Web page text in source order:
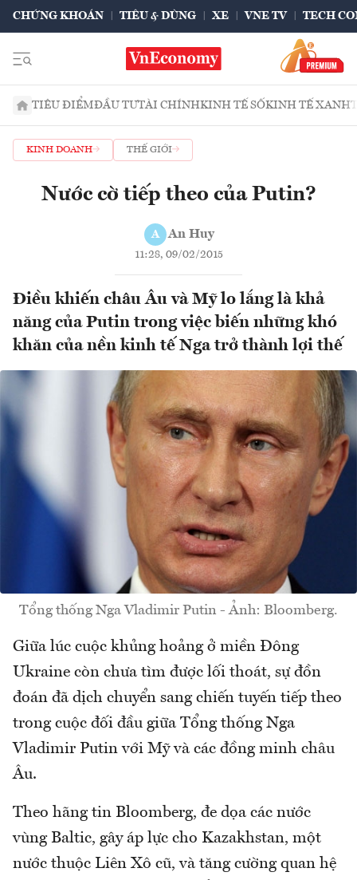
CHỨNG KHOÁN TIÊU & DÙNG XE VNE TV TECH
TIÊU ĐIỂMĐẦU TƯTÀI CHÍNHKINH TẾ SỐKINH TẾ XANH
KINH DOANH THẾ GIỚI
Nước cờ tiếp theo của Putin?
A An Huy
11:28, 09/02/2015
Điều khiến châu Âu và Mỹ lo lắng là khả
năng của Putin trong việc biến những khó
khăn của nền kinh tế Nga trở thành lợi thế
Tổng thống Nga Vladimir Putin - Ảnh: Bloomberg.
Giữa lúc cuộc khủng hoảng ở miền Đông
Ukraine còn chưa tìm được lối thoát, sự đồn
đoán đã dịch chuyển sang chiến tuyến tiếp theo
trong cuộc đối đầu giữa Tổng thống Nga
Vladimir Putin với Mỹ và các đồng minh châu
Âu.
Theo hãng tin Bloomberg, đe dọa các nước
vùng Baltic, gây áp lực cho Kazakhstan, một
nước thuộc Liên Xô cũ, và tăng cường quan hệ